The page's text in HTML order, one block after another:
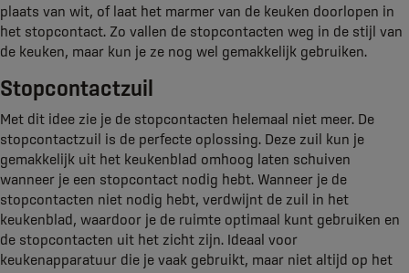
plaats van wit, of laat het marmer van de keuken doorlopen in
het stopcontact. Zo vallen de stopcontacten weg in de stijl van
de keuken, maar kun je ze nog wel gemakkelijk gebruiken.
Stopcontactzuil
Met dit idee zie je de stopcontacten helemaal niet meer. De
stopcontactzuil is de perfecte oplossing. Deze zuil kun je
gemakkelijk uit het keukenblad omhoog laten schuiven
wanneer je een stopcontact nodig hebt. Wanneer je de
stopcontacten niet nodig hebt, verdwijnt de zuil in het
keukenblad, waardoor je de ruimte optimaal kunt gebruiken en
de stopcontacten uit het zicht zijn. Ideaal voor
keukenapparatuur die je vaak gebruikt, maar niet altijd op het